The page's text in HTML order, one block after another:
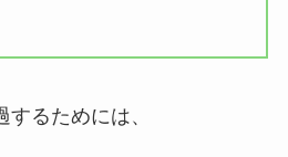
るためには、